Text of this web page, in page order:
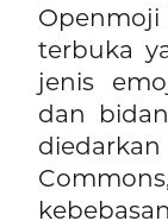
Openmoji
terbuka
jenis
dan